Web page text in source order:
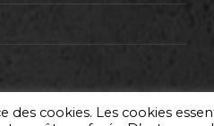
des cookies. Les cookies